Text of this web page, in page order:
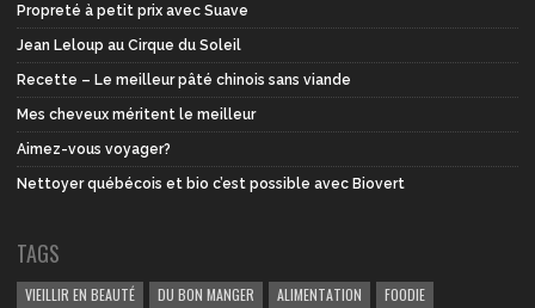
Propreté à petit prix avec Suave
Jean Leloup au Cirque du Soleil
Recette – Le meilleur pâté chinois sans viande
Mes cheveux méritent le meilleur
Aimez-vous voyager?
Nettoyer québécois et bio c’est possible avec Biovert
TAGS
VIEILLIR EN BEAUTÉ DU BON MANGER ALIMENTATION FOODIE